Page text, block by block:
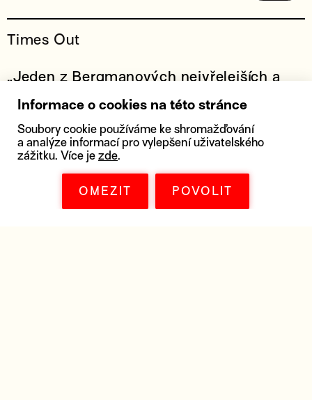
Times Out
VÍCE
„Jeden z Bergmanových nejvřelejších a
nejlepších filmů.“
Informace o cookies na této stránce
Soubory cookie používáme ke shromažďování
a analýze informací pro vylepšení uživatelského
zážitku. Více je zde.
OMEZIT POVOLIT